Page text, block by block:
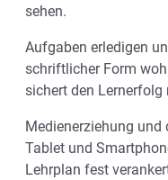
sehen.
Aufgaben erledigen
schriftlicher Form
sichert den Lernerfolg
Medienerziehung
Tablet und
Lehrplan fest